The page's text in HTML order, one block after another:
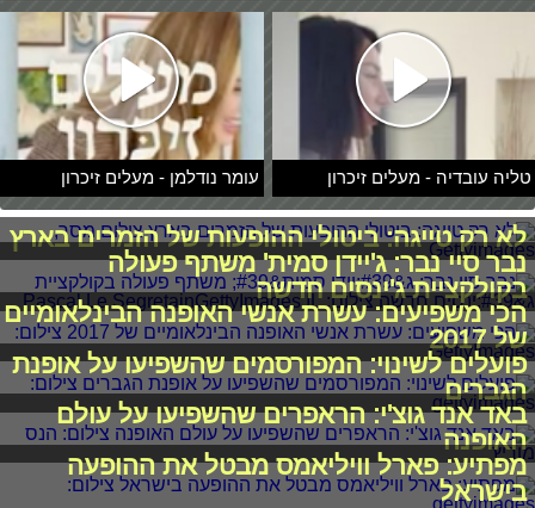
טליה עובדיה - מעלים זיכרון עומר נודלמן - מעלים זיכרון
לא רק טייגה: ביטולי ההופעות של הזמרים בארץ
נבר סיי נבר: ג'יידן סמית' משתף פעולה
בקולקציית ג'ינסים חדשה
הכי משפיעים: עשרת אנשי האופנה הבינלאומיים
של 2017
פועלים לשינוי: המפורסמים שהשפיעו על אופנת
הגברים
באד אנד גוצ'י: הראפרים שהשפיעו על עולם
האופנה
מפתיע: פארל וויליאמס מבטל את ההופעה
בישראל